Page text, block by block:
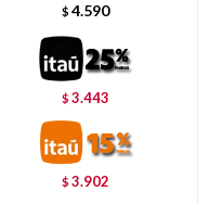
$ 4.590
$3.443
$3.902